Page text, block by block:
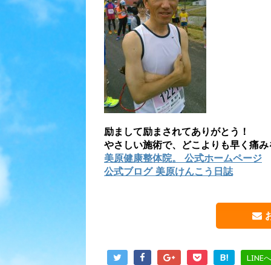
励まして励まされてありがとう！
やさしい施術で、どこよりも早く痛
美原健康整体院。 公式ホームページ
公式ブログ 美原けんこう日誌
B! LINE